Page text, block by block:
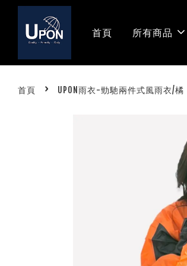
首頁 所有商品
首頁 › UPON雨衣-勁馳兩件式風雨衣/橘